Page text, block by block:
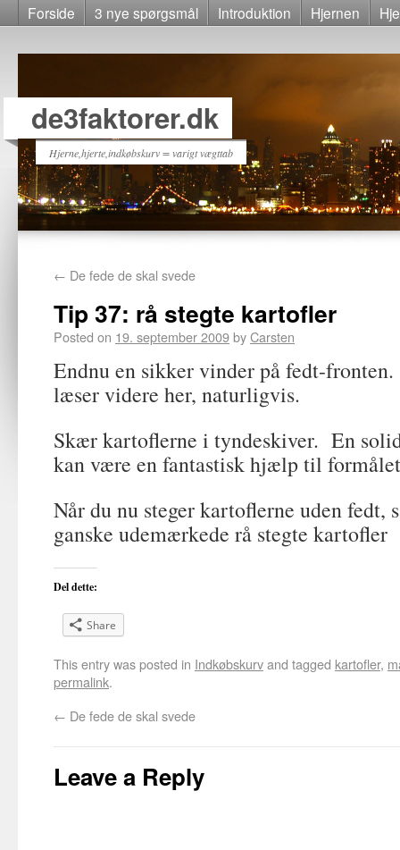
Forside 3 nye spørgsmål Introduktion Hjernen
de3faktorer.dk
Hjerne,hjerte,indkøbskurv = varigt vægttab
← De fede de skal svede
Tip 37: rå stegte kartofler
Posted on 19. september 2009byCarsten
Endnu en sikker vinder på fedt-
læser videre her, naturligvis.
Skær kartoflerne i tyndeskiver. En
kan være en fantastisk hjælp til
Når du nu steger kartoflerne uden fedt,
ganske udemærkede rå stegte kartofler
Del dette:
Share
This entry was posted in Indkøbskurvand tagged kartofler,
permalink.
← De fede de skal svede
Leave a Reply